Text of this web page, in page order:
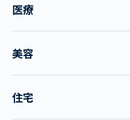
医療
美容
住宅